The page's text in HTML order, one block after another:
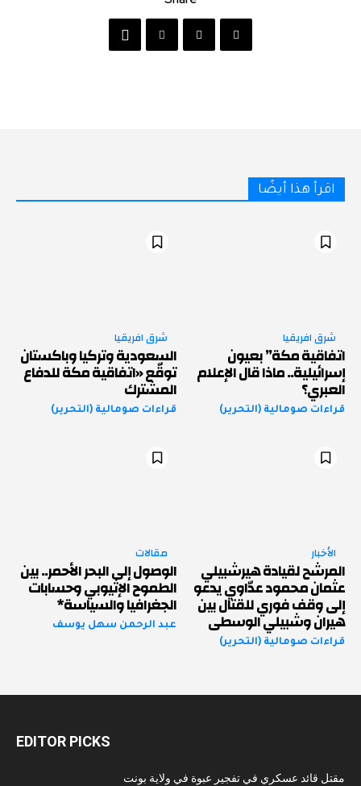
اقرأ هذا أيضًا
شرق افريقيا
اتفاقية مكة” بعيون
إسرائيلية.. ماذا قال الإعلام
العبري؟
قراءات صومالية (التحرير)
شرق افريقيا
السعودية وتركيا وباكستان
توقّع «اتفاقية مكة للدفاع
المشترك
قراءات صومالية (التحرير)
الأخبار
المرشح لقيادة هيرشبيلي
عثمان محمود عدّاوي يدعو
إلى وقف فوري للقتال بين
هيران وشبيلي الوسطى
قراءات صومالية (التحرير)
مقالات
الوصول إلى البحر الأحمر.. بين
الطموح الإثيوبي وحسابات
الجغرافيا والسياسة*
عبد الرحمن سهل يوسف
EDITOR PICKS
مقتل قائد عسكري في تفجير عبوة في ولاية بونت